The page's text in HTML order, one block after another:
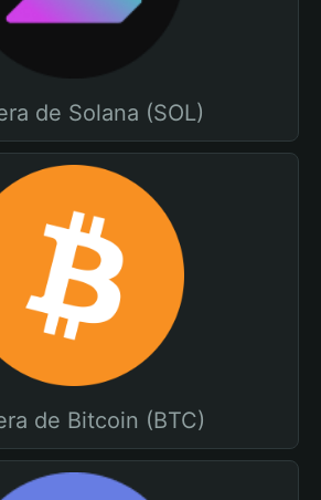
de Solana (SOL)
de Bitcoin (BTC)